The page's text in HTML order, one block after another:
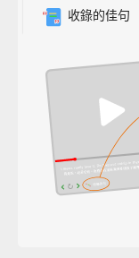
收錄的佳句